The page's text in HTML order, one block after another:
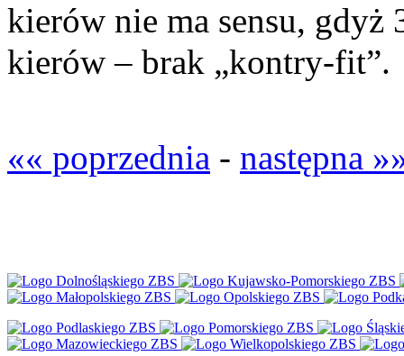
kierów nie ma sensu, gdyż
kierów – brak „kontry-fit”.
«« poprzednia - następna